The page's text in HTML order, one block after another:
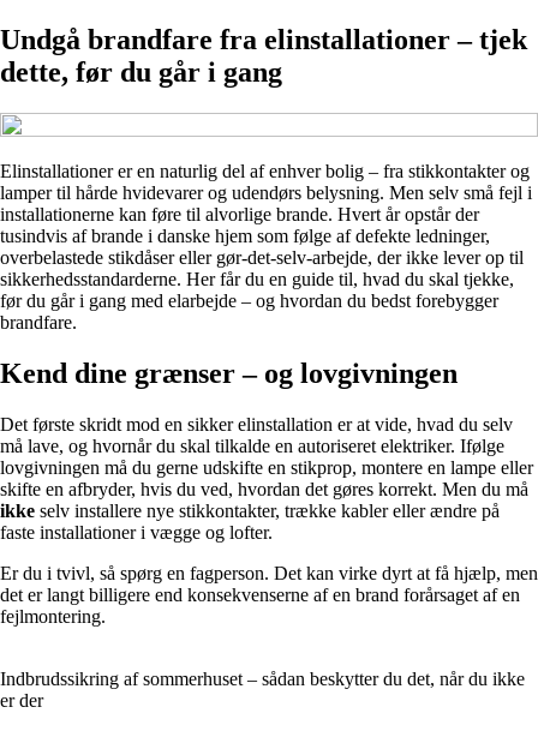
Undgå brandfare fra elinstallationer – tjek
dette, før du går i gang
Elinstallationer er en naturlig del af enhver bolig – fra stikkontakter og
lamper til hårde hvidevarer og udendørs belysning. Men selv små fejl i
installationerne kan føre til alvorlige brande. Hvert år opstår der
tusindvis af brande i danske hjem som følge af defekte ledninger,
overbelastede stikdåser eller gør-det-selv-arbejde, der ikke lever op til
sikkerhedsstandarderne. Her får du en guide til, hvad du skal tjekke,
før du går i gang med elarbejde – og hvordan du bedst forebygger
brandfare.
Kend dine grænser – og lovgivningen
Det første skridt mod en sikker elinstallation er at vide, hvad du selv
må lave, og hvornår du skal tilkalde en autoriseret elektriker. Ifølge
lovgivningen må du gerne udskifte en stikprop, montere en lampe eller
skifte en afbryder, hvis du ved, hvordan det gøres korrekt. Men du må
ikke selv installere nye stikkontakter, trække kabler eller ændre på
faste installationer i vægge og lofter.
Er du i tvivl, så spørg en fagperson. Det kan virke dyrt at få hjælp, men
det er langt billigere end konsekvenserne af en brand forårsaget af en
fejlmontering.
Indbrudssikring af sommerhuset – sådan beskytter du det, når du ikke
er der